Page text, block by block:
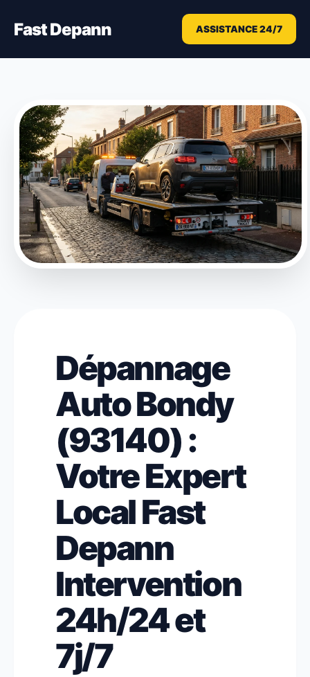
Fast Depann ASSISTANCE 24/7
Dépannage
Auto Bondy
(93140) :
Votre Expert
Local Fast
Depann
Intervention
24h/24 et
7j/7